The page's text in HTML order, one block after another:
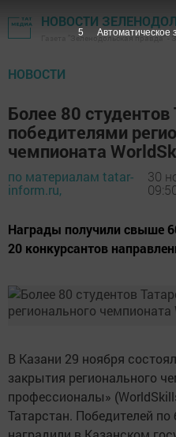
НОВОСТИ
Газета "Зеленодольская правда" -
НОВОСТИ
Более 80 студентов
победителями
чемпионата
по материалам tatar-
inform.ru,
30
Награды получили свыше
20 конкурсантов
В Казани 29 ноября
закрытия регионального
профессионалы»
Татарстан. Победителей
4 Автоматическое